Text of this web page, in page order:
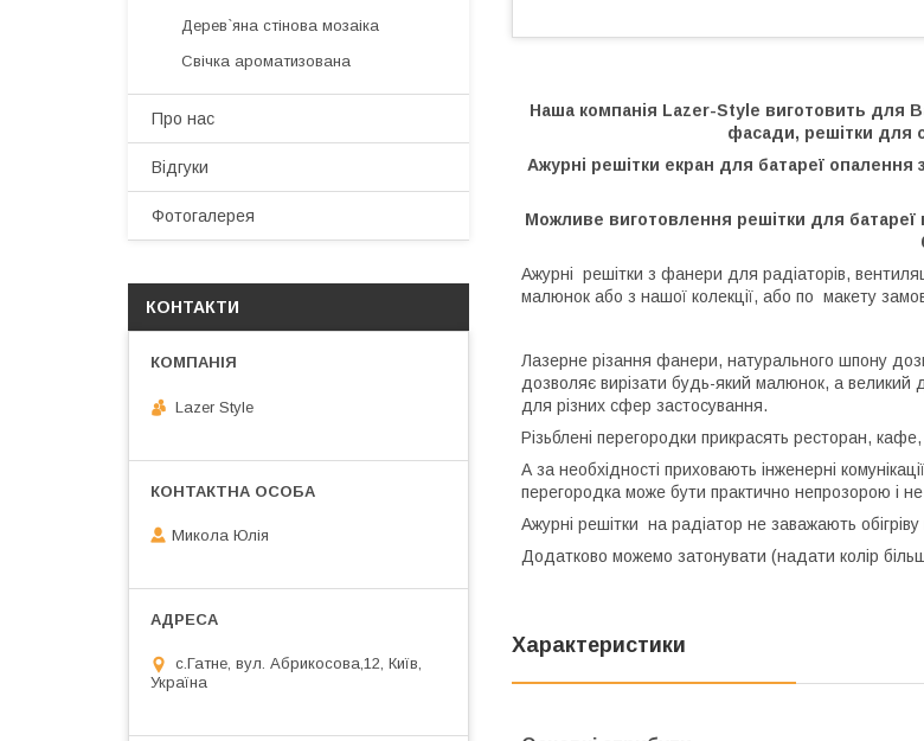
Наша компанія Lazer-Style виготовить для
фасади, решітки для
Ажурні решітки екран для батареї опалення
Можливе виготовлення решітки для
Ажурні решітки з фанери для радіаторів,
малюнок або з нашої колекції, або по макету
Лазерне різання фанери, натурального шпону
дозволяє вирізати будь-який малюнок, а великий
для різних сфер застосування.
Різьблені перегородки прикрасять ресторан,
А за необхідності приховають інженерні
перегородка може бути практично непрозорою і
Ажурні решітки на радіатор не заважають
Додатково можемо затонувати (надати колір
Характеристики
Дерев`яна стінова мозаіка
Свічка ароматизована
Про нас
Відгуки
Фотогалерея
КОНТАКТИ
Lazer Style
Микола Юлія
с.Гатне, вул. Абрикосова,12, Київ,
Україна